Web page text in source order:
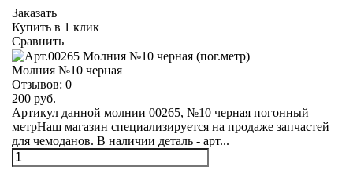
Заказать
Купить в 1 клик
Сравнить
Молния №10 черная
Отзывов: 0
200 руб.
Артикул данной молнии 00265, №10 черная погонный
метрНаш магазин специализируется на продаже запчастей
для чемоданов. В наличии деталь - арт...